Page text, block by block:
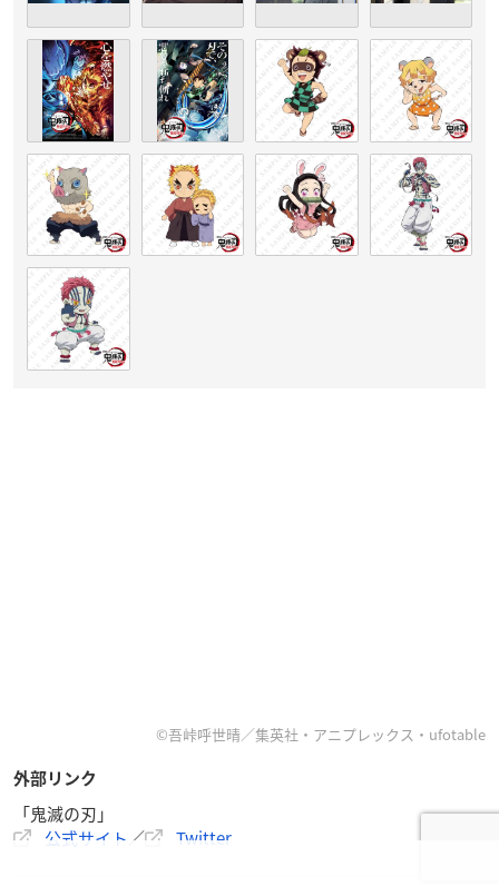
©吾峠呼世晴／集英社・アニプレックス・ufotable
外部リンク
「鬼滅の刃」
公式サイト ／ Twitter